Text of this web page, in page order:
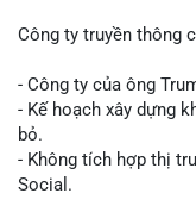
thấy cá voi đang
Lời khuyên cho nhà
và dòng tiền tiếp theo
áp lực bán mạnh,
tương tự trong 24 giờ
Công ty truyền thông
- Công ty của ông
- Kế hoạch xây dựng
bỏ.
- Không tích hợp thị
Social.